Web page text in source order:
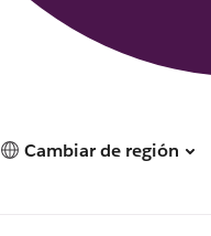
Cambiar de región